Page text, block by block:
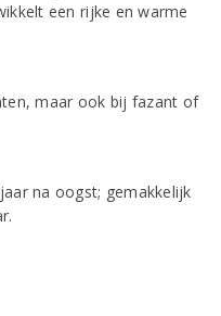
een rijke en warme
maar ook bij fazant of
na oogst; gemakkelijk